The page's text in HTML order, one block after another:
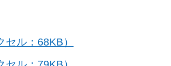
ル：68KB）